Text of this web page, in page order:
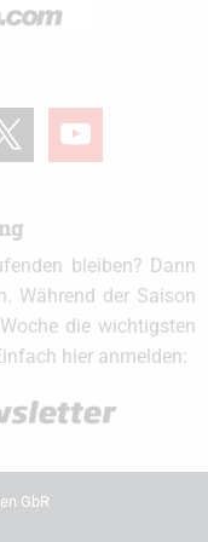
youtube
bleiben? Dann
Während der Saison
die wichtigsten
hier anmelden:
GbR